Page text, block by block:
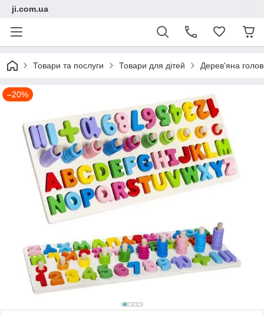
ji.com.ua
Товари та послуги Товари для дітей Дерев'яна
–20%